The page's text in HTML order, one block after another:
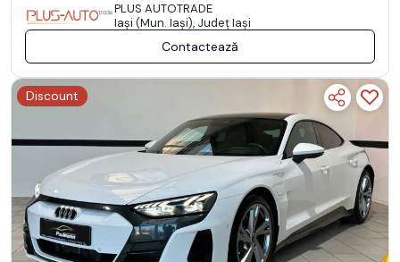
PLUS AUTOTRADE
Iaşi (Mun. Iaşi), Județ Iaşi
Contactează
Discount